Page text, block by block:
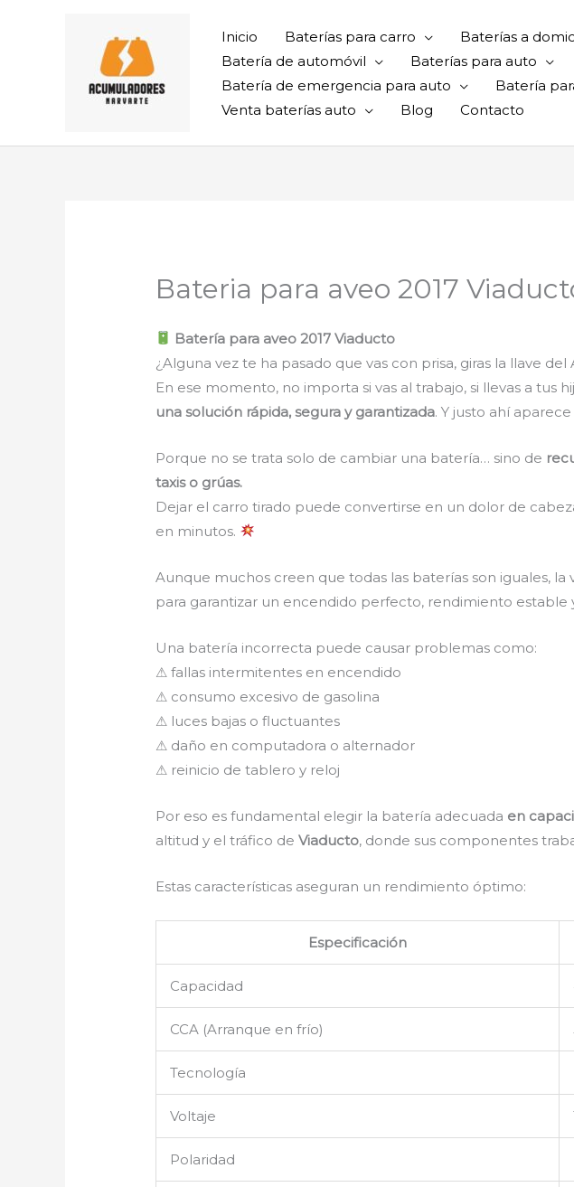
Inicio Baterías para carro Baterías a
Batería de automóvil
Baterías para auto
Batería de emergencia para auto
Batería
Venta baterías auto
Blog Contacto
Bateria para aveo 2017
Batería para aveo 2017 Viaducto
¿Alguna vez te ha pasado que vas con prisa, giras la llave del
En ese momento, no importa si vas al trabajo, si llevas a tus
una solución rápida, segura y garantizada. Y justo ahí
Porque no se trata solo de cambiar una batería… sino de
taxis o grúas.
Dejar el carro tirado puede convertirse en un dolor de
en minutos.
Aunque muchos creen que todas las baterías son iguales, la
para garantizar un encendido perfecto, rendimiento estable
Una batería incorrecta puede causar problemas como:
⚠ fallas intermitentes en encendido
⚠ consumo excesivo de gasolina
⚠ luces bajas o fluctuantes
⚠ daño en computadora o alternador
⚠ reinicio de tablero y reloj
Por eso es fundamental elegir la batería adecuada en
altitud y el tráfico deViaducto, donde sus componentes
Estas características aseguran un rendimiento óptimo:
Especificación
Capacidad
CCA (Arranque en frío)
Tecnología
Voltaje
Polaridad